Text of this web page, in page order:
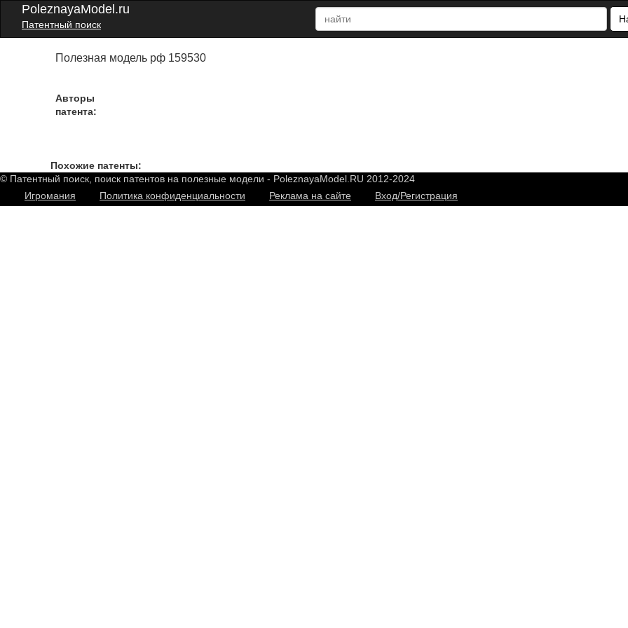
PoleznayaModel.ru
Патентный поиск
Полезная модель рф 159530
Авторы
патента:
Похожие патенты:
© Патентный поиск, поиск патентов на полезные модели - PoleznayaModel.RU 2012-2024
Игромания
Политика конфиденциальности Реклама на сайте Вход/Регистрация